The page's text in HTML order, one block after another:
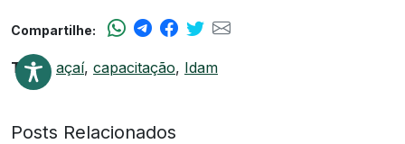
Compartilhe:
Tags: açaí, capacitação, Idam
Posts Relacionados